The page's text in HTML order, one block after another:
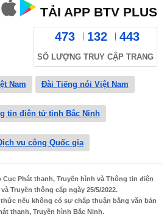
TẢI APP BTV PLUS
473 132 443
SỐ LƯỢNG TRUY CẬP TRANG
Nam Đài Tiếng nói Việt Nam
tin điện tử tỉnh Bắc Ninh
vụ công Quốc gia
Cục Phát thanh, Truyền hình và Thông tin điện
Truyền thông cấp ngày 25/5/2022.
nếu không có sự chấp thuận bằng văn bản
thanh, Truyền hình Bắc Ninh.